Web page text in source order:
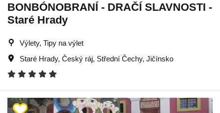
BONBÓNOBRANÍ - DRAČÍ SLAVNOSTI -
Staré Hrady
Výlety, Tipy na výlet
Staré Hrady, Český ráj, Střední Čechy, Jičínsko